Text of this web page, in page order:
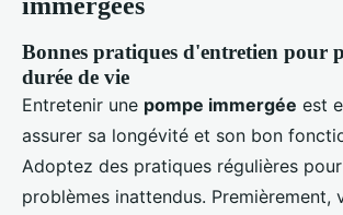
Bonnes pratiques d'entretien pour
durée de vie
Entretenir une pompe immergée est
assurer sa longévité et son bon
Adoptez des pratiques régulières
problèmes inattendus. Premièrement,